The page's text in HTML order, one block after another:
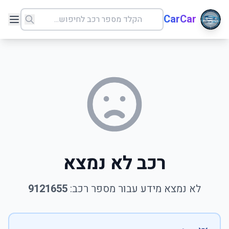
CarCar
רכב לא נמצא
לא נמצא מידע עבור מספר רכב: 9121655